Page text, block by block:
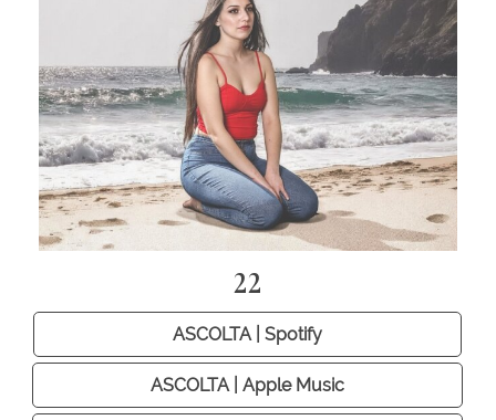
22
ASCOLTA | Spotify
ASCOLTA | Apple Music